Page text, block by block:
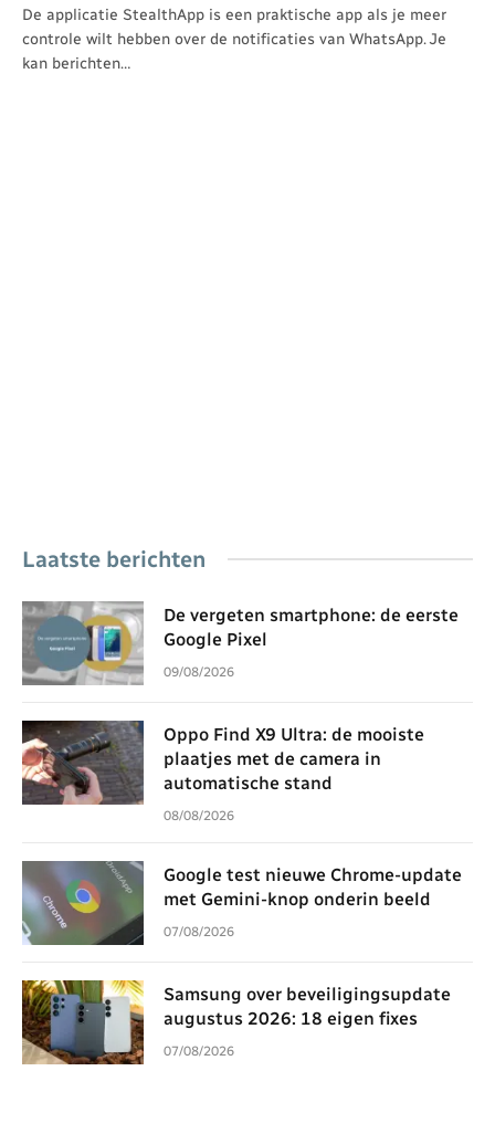
De applicatie StealthApp is een praktische app als je meer
controle wilt hebben over de notificaties van WhatsApp. Je
kan berichten…
Laatste berichten
De vergeten smartphone: de eerste
Google Pixel
09/08/2026
Oppo Find X9 Ultra: de mooiste
plaatjes met de camera in
automatische stand
08/08/2026
Google test nieuwe Chrome-update
met Gemini-knop onderin beeld
07/08/2026
Samsung over beveiligingsupdate
augustus 2026: 18 eigen fixes
07/08/2026